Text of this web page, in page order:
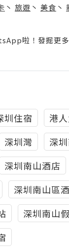
丶 旅遊 丶 美食 丶
啦！發掘更多
圳住宿
港
深圳灣
深
深圳南山酒店
深圳南山區
深圳南山